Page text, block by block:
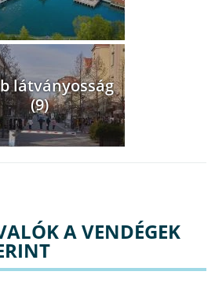
látványosság
(9)
A VENDÉGEK